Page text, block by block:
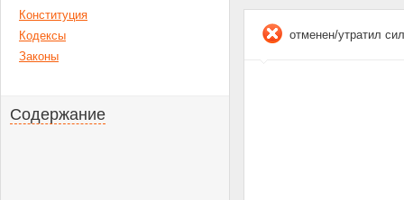
Конституция
Кодексы
Законы
Содержание
отменен/утратил